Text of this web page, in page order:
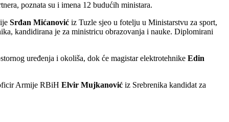
poznata su i imena 12 budućih ministara.
Srđan Mićanović iz Tuzle sjeo u fotelju u Ministarstvu za sport,
kandidirana je za ministricu obrazovanja i nauke. Diplomirani
uređenja i okoliša, dok će magistar elektrotehnike Edin
Armije RBiH Elvir Mujkanović iz Srebrenika kandidat za